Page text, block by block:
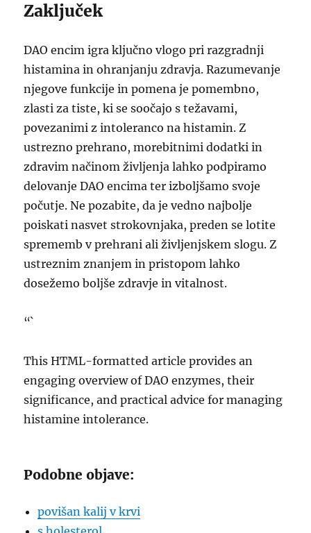
Zaključek
DAO encim igra ključno vlogo pri razgradnji
histamina in ohranjanju zdravja. Razumevanje
njegove funkcije in pomena je pomembno,
zlasti za tiste, ki se soočajo s težavami,
povezanimi z intoleranco na histamin. Z
ustrezno prehrano, morebitnimi dodatki in
zdravim načinom življenja lahko podpiramo
delovanje DAO encima ter izboljšamo svoje
počutje. Ne pozabite, da je vedno najbolje
poiskati nasvet strokovnjaka, preden se lotite
sprememb v prehrani ali življenjskem slogu. Z
ustreznim znanjem in pristopom lahko
dosežemo boljše zdravje in vitalnost.
“`
This HTML-formatted article provides an
engaging overview of DAO enzymes, their
significance, and practical advice for managing
histamine intolerance.
Podobne objave:
povišan kalij v krvi